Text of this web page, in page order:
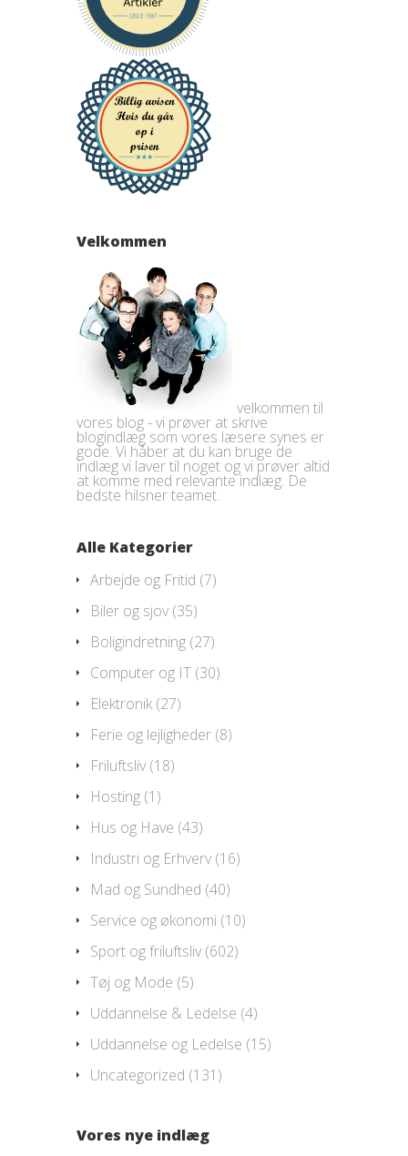
Velkommen
velkommen til
vores blog - vi prøver at skrive
blogindlæg som vores læsere synes er
gode. Vi håber at du kan bruge de
indlæg vi laver til noget og vi prøver altid
at komme med relevante indlæg. De
bedste hilsner teamet.
Alle Kategorier
Arbejde og Fritid (7)
Biler og sjov (35)
Boligindretning (27)
Computer og IT (30)
Elektronik (27)
Ferie og lejligheder (8)
Friluftsliv (18)
Hosting (1)
Hus og Have (43)
Industri og Erhverv (16)
Mad og Sundhed (40)
Service og økonomi (10)
Sport og friluftsliv (602)
Tøj og Mode (5)
Uddannelse & Ledelse (4)
Uddannelse og Ledelse (15)
Uncategorized (131)
Vores nye indlæg